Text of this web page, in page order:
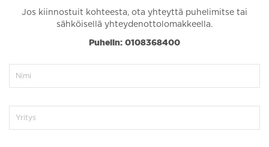
Jos kiinnostuit kohteesta, ota yhteyttä puhelimitse tai
sähköisellä yhteydenottolomakkeella.
Puhelin: 0108368400